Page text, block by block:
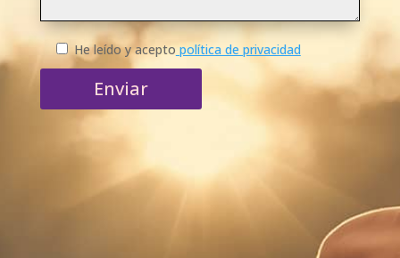
He leído y aceptopolítica de privacidad
Enviar